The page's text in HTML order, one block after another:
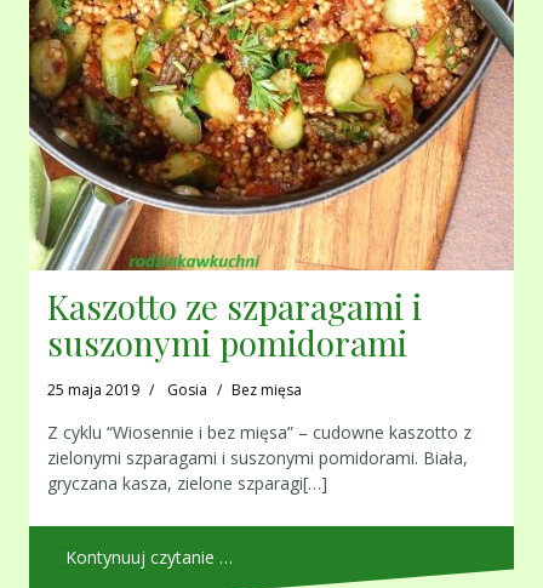
Kaszotto ze szparagami i
suszonymi pomidorami
25 maja 2019 Gosia Bez mięsa
Z cyklu “Wiosennie i bez mięsa” – cudowne kaszotto z
zielonymi szparagami i suszonymi pomidorami. Biała,
gryczana kasza, zielone szparagi[…]
Kontynuuj czytanie …